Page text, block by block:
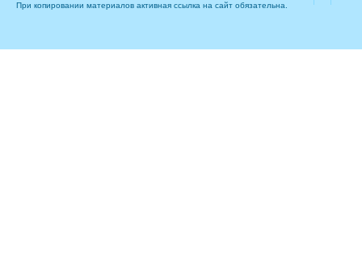
При копировании материалов активная ссылка на сайт обязательна.